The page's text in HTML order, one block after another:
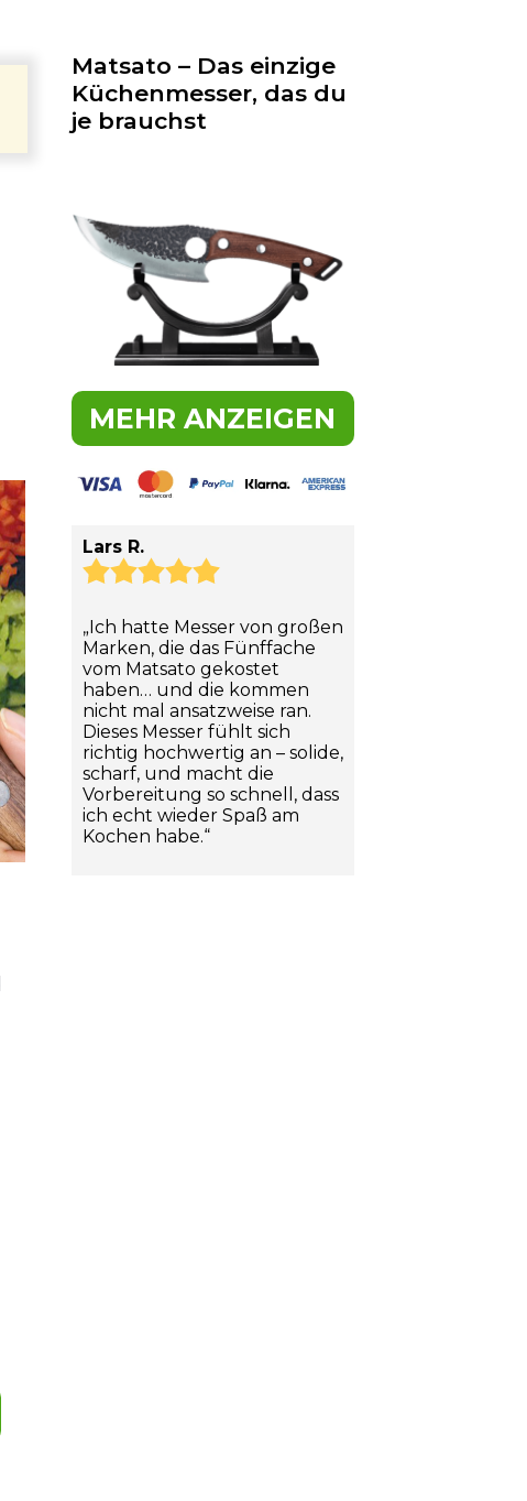
Matsato – Das einzige
Küchenmesser, das du
je brauchst
MEHR ANZEIGEN
Lars R.
„Ich hatte Messer von großen
Marken, die das Fünffache
vom Matsato gekostet
haben… und die kommen
nicht mal ansatzweise ran.
Dieses Messer fühlt sich
richtig hochwertig an – solide,
scharf, und macht die
Vorbereitung so schnell, dass
ich echt wieder Spaß am
Kochen habe.“